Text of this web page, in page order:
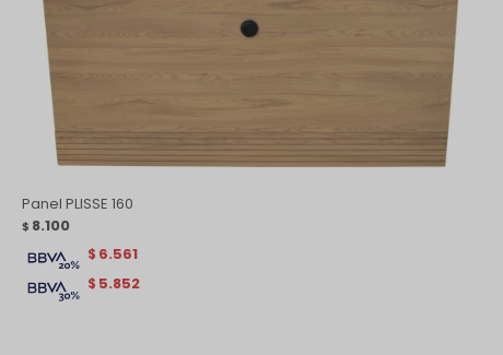
Panel PLISSE 160
$ 8.100
$ 5.852
$ 6.561